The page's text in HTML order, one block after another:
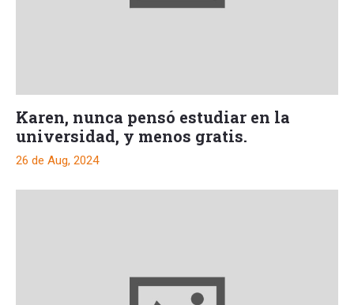
Karen, nunca pensó estudiar en la
universidad, y menos gratis.
26 de Aug, 2024